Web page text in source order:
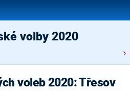
volby 2020
voleb 2020: Třesov